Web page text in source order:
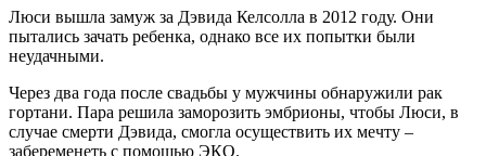
Люси вышла замуж за Дэвида Келсолла в 2012 году. Они
пытались зачать ребенка, однако все их попытки были
неудачными.
Через два года после свадьбы у мужчины обнаружили рак
гортани. Пара решила заморозить эмбрионы, чтобы Люси, в
случае смерти Дэвида, смогла осуществить их мечту –
забеременеть с помощью ЭКО.